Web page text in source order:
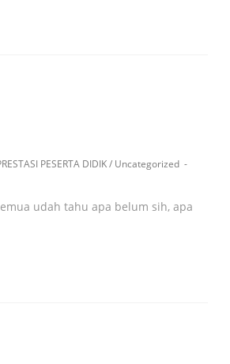
PESERTA DIDIK/ Uncategorized
udah tahu apa belum sih, apa